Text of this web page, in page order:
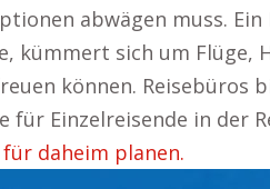
abwägen muss.
kümmert sich um Flüge,
können. Reisebüros
für Einzelreisende in der
daheim planen.